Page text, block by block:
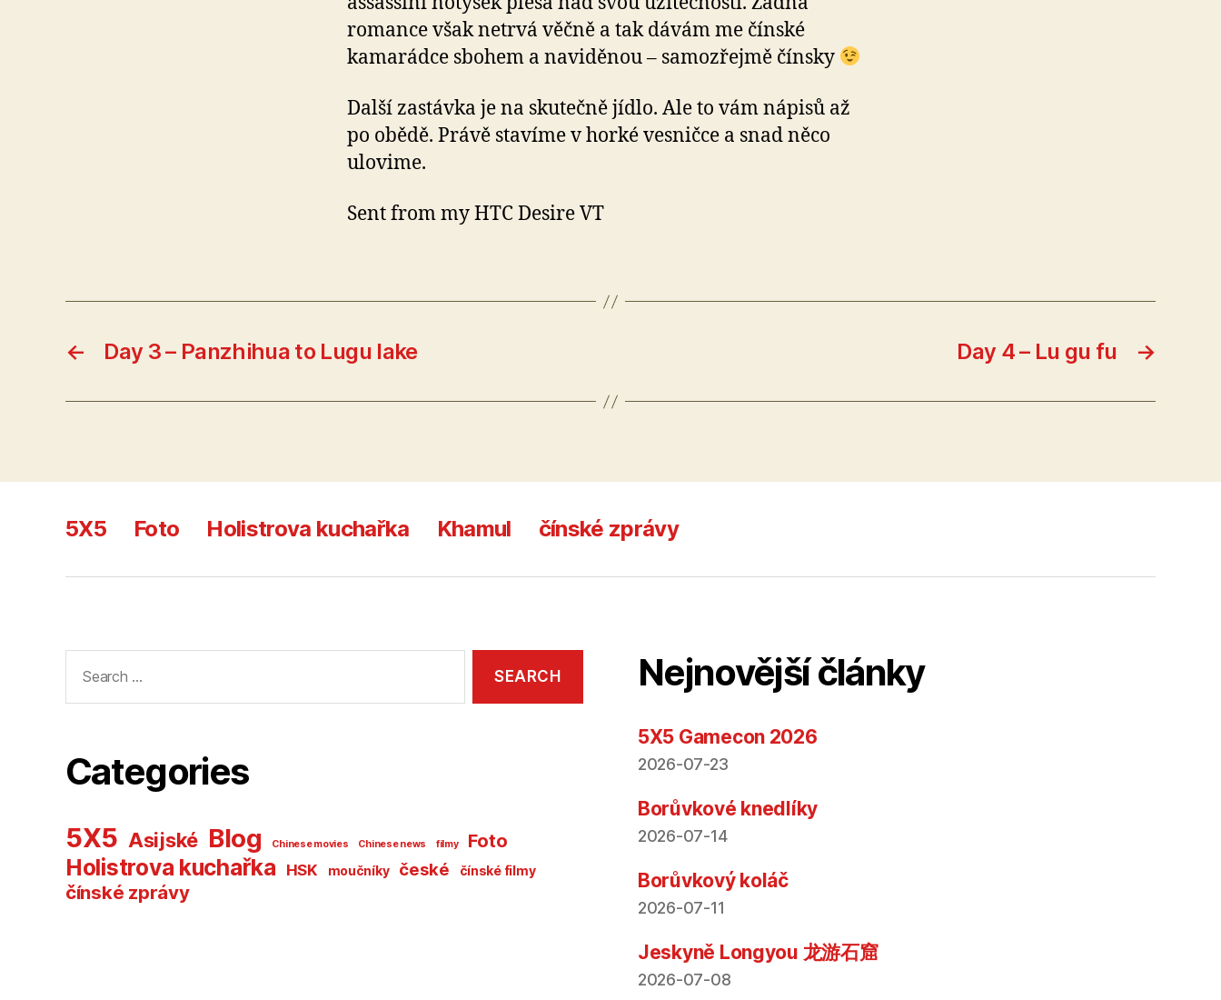
romance však netrvá věčně a tak dávám me čínské
kamarádce sbohem a naviděnou – samozřejmě čínsky
Další zastávka je na skutečně jídlo. Ale to vám nápisů až
po obědě. Právě stavíme v horké vesničce a snad něco
ulovime.
Sent from my HTC Desire VT
← Day 3 – Panzhihua to Lugu lake →
Day 4 – Lu gu fu
5X5 Foto Holistrova kuchařka Khamul čínské zprávy
for:
Categories
5X5 Asijské Blog Chinese movies Chinese news filmy Foto
Holistrova kuchařka HSK moučníky české čínské filmy
čínské zprávy
Nejnovější články
5X5 Gamecon 2026
2026-07-23
Borůvkové knedlíky
2026-07-14
Borůvkový koláč
2026-07-11
Jeskyně Longyou 龙游石窟
2026-07-08